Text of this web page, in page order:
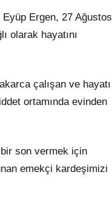
Ergen, 27 Ağustos
olarak hayatını
çalışan ve hayatı
ortamında evinden
bir son vermek için
emekçi kardeşimizi